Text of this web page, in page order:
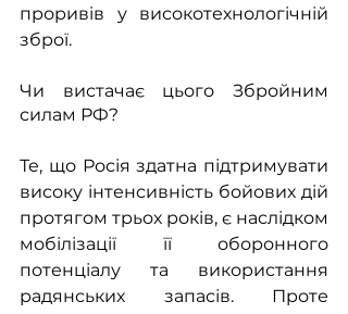
проривів у високотехнологічній
зброї.
Чи вистачає цього Збройним
силам РФ?
Те, що Росія здатна підтримувати
високу інтенсивність бойових дій
протягом трьох років, є наслідком
мобілізації її оборонного
потенціалу та використання
радянських запасів. Проте